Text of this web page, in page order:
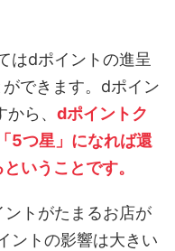
はdポイントの進呈
できます。dポイン
ら、 dポイントク
5つ星」になれば還
いうことです。
トがたまるお店が
ントの影響は大きい